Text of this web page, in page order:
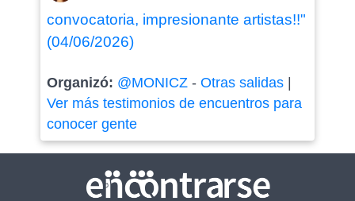
convocatoria, impresionante artistas!!"
(04/06/2026)
Organizó: @MONICZ- Otras salidas|
Ver más testimonios de encuentros para
conocer gente